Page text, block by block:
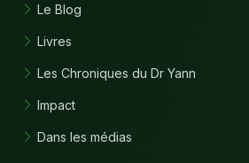
Le Blog
Livres
Les Chroniques du Dr Yann
Impact
Dans les médias